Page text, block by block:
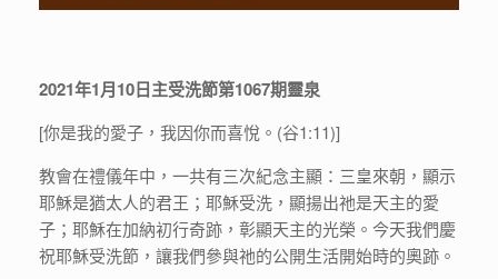
2021年1月10日主受洗節第1067期靈泉
[你是我的愛子，我因你而喜悅。(谷1:11)]
教會在禮儀年中，一共有三次紀念主顯：三皇來朝，顯示
耶穌是猶太人的君王；耶穌受洗，顯揚出祂是天主的愛
子；耶穌在加納初行奇跡，彰顯天主的光榮。今天我們慶
祝耶穌受洗節，讓我們參與祂的公開生活開始時的奧跡。